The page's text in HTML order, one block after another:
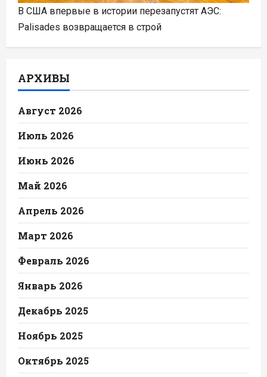
В США впервые в истории перезапустят АЭС:
Palisades возвращается в строй
АРХИВЫ
Август 2026
Июль 2026
Июнь 2026
Май 2026
Апрель 2026
Март 2026
Февраль 2026
Январь 2026
Декабрь 2025
Ноябрь 2025
Октябрь 2025